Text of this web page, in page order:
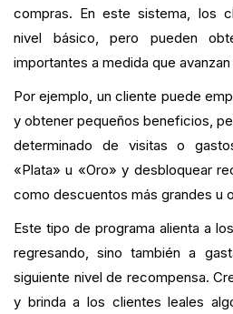
compras. En este sistema, los
nivel básico, pero pueden
importantes a medida que
Por ejemplo, un cliente puede
y obtener pequeños beneficios,
determinado de visitas o
«Plata» u «Oro» y desbloquear
como descuentos más grandes u
Este tipo de programa alienta a
regresando, sino también a
siguiente nivel de recompensa.
y brinda a los clientes leales